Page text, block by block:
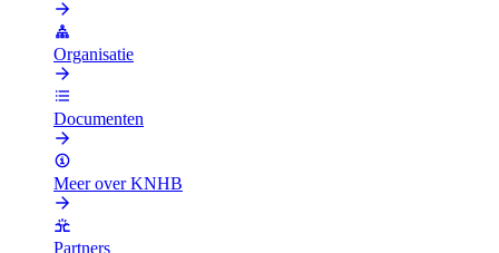
Organisatie
Documenten
Meer over KNHB
Partners